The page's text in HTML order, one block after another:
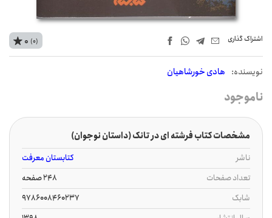
اشتراک‌ گذاری
نويسنده: هادی خورشاهیان
0 (0)
ناموجود
مشخصات کتاب فرشته ای در تانک (داستان نوجوان)
ناشر
کتابستان معرفت
تعداد صفحات
248 صفحه
شابک
9786008460237